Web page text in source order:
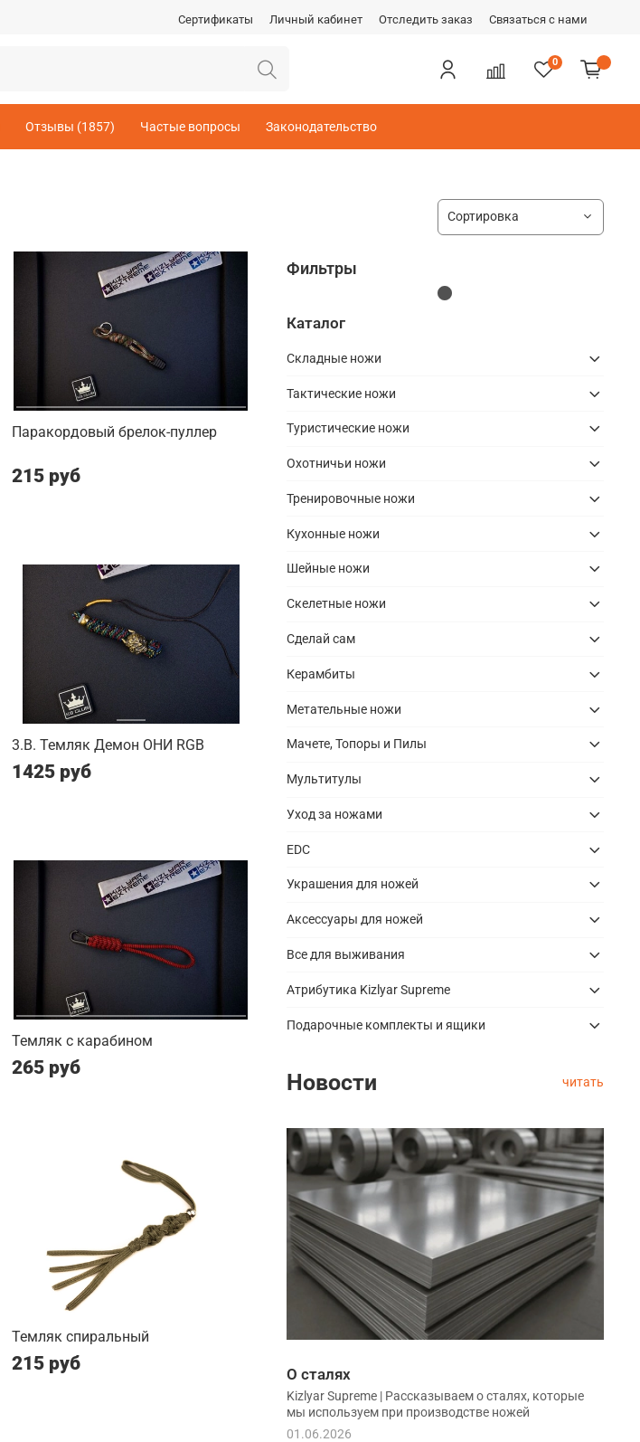
Сертификаты Личный кабинет Отследить заказ Связаться с нами
0
Отзывы (1857) Частые вопросы Законодательство
Паракордовый брелок-пуллер
215 руб
3.B. Темляк Демон ОНИ RGB
1425 руб
Темляк с карабином
265 руб
Темляк спиральный
215 руб
Фильтры
Каталог
Складные ножи
Тактические ножи
Туристические ножи
Охотничьи ножи
Тренировочные ножи
Кухонные ножи
Шейные ножи
Скелетные ножи
Сделай сам
Керамбиты
Метательные ножи
Мачете, Топоры и Пилы
Мультитулы
Уход за ножами
EDC
Украшения для ножей
Аксессуары для ножей
Все для выживания
Атрибутика Kizlyar Supreme
Подарочные комплекты и ящики
Новости читать
О сталях
Kizlyar Supreme | Рассказываем о сталях, которые
мы используем при производстве ножей
01.06.2026